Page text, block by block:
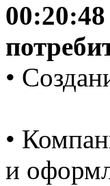
•
•
и